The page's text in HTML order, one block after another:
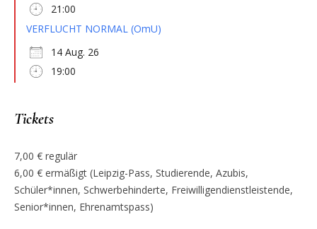
21:00
VERFLUCHT NORMAL (OmU)
14 Aug. 26
19:00
Tickets
7,00 € regulär
6,00 € ermäßigt (Leipzig-Pass, Studierende, Azubis,
Schüler*innen, Schwerbehinderte, Freiwilligendienstleistende,
Senior*innen, Ehrenamtspass)